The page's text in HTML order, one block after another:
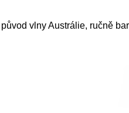
vlny Austrálie, ručně